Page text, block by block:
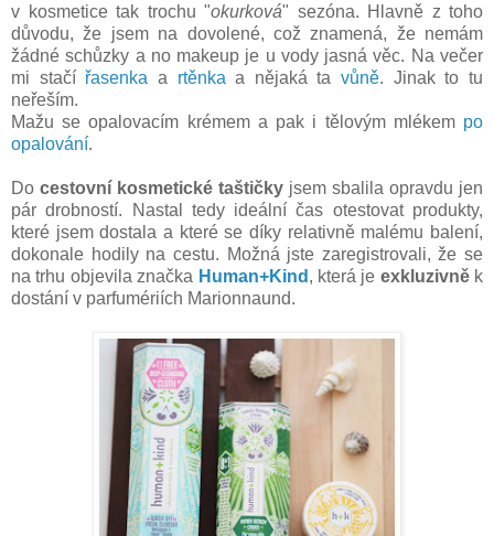
v kosmetice tak trochu "okurková" sezóna. Hlavně z toho
důvodu, že jsem na dovolené, což znamená, že nemám
žádné schůzky a no makeup je u vody jasná věc. Na večer
mi stačí řasenka a rtěnka a nějaká tavůně. Jinak to tu
neřeším.
Mažu se opalovacím krémem a pak i tělovým mlékem po
opalování.
Do cestovní kosmetické taštičky jsem sbalila opravdu jen
pár drobností. Nastal tedy ideální čas otestovat produkty,
které jsem dostala a které se díky relativně malému balení,
dokonale hodily na cestu. Možná jste zaregistrovali, že se
na trhu objevila značka Human+Kind , která je exkluzivněk
dostání v parfumériích Marionnaund.